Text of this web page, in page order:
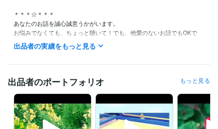
＊＊＊☆＊＊＊
あなたのお話を誠心誠意うかがいます。
お悩みでなくても、ちょっと聴いて！でも、他愛のないお話でもOKで
す。また一人で寂しい人も、良かったらお話しませんか。
あなたとのご縁を心よりお待ちしております☆
す。また退席中の場合もメッセージにご希望日時の候補を３つほどあげ
ていただきましたら、極力早めに返信をさせていただきます。
お電話をご利用の方は、お話をちゃんと聴かせていただくためにも、通
信が良好な環境にてお電話をいただけましたらありがたいです。
出品者の実績をもっと見る
出品者のポートフォリオ もっと見る